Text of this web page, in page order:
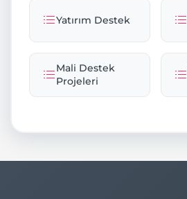
Yatırım Destek
Mali Destek
Projeleri